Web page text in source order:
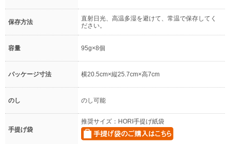
保存方法
直射日光、高温多湿を避けて、常温で保存してく
ださい。
容量 95g×8個
パッケージ寸法 横20.5cm×縦25.7cm×高7cm
のし のし可能
手提げ袋
推奨サイズ：HORI手提げ紙袋